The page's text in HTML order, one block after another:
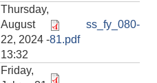
Thursday,
August
22, 2024 -
13:32
ss_fy_080-
81.pdf
Friday,